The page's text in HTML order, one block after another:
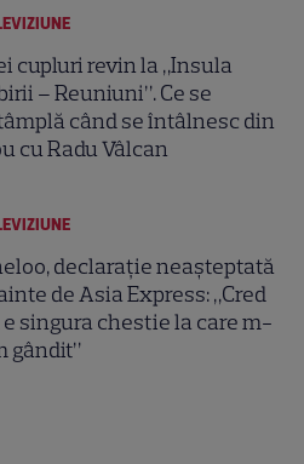
cupluri revin la „Insula
– Reuniuni”. Ce se
când se întâlnesc din
cu Radu Vâlcan
declarație neașteptată
de Asia Express: „Cred
e singura chestie la care m-
gândit”